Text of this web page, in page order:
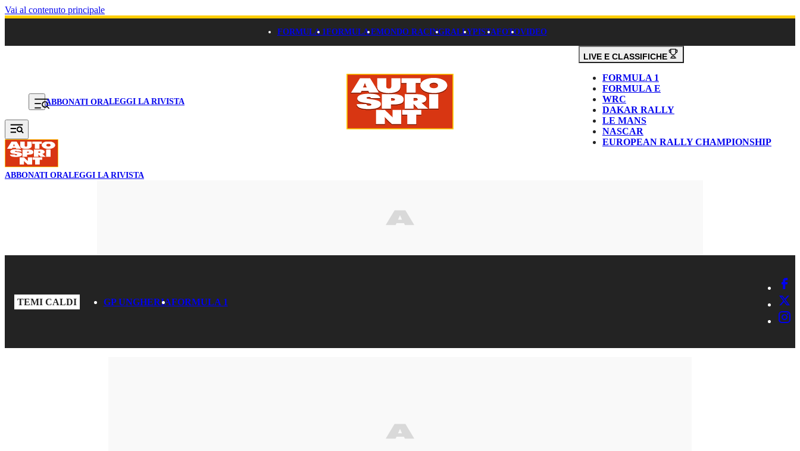
Vai al contenuto principale
FORMULA 1FORMULA EMONDO RACINGRALLYPISTAFOTOVIDEO
ABBONATI ORALEGGI LA RIVISTA
LIVE E CLASSIFICHE
FORMULA 1
FORMULA E
WRC
DAKAR RALLY
LE MANS
NASCAR
EUROPEAN RALLY CHAMPIONSHIP
ABBONATI ORALEGGI LA RIVISTA
TEMI CALDI GP UNGHERIAFORMULA 1